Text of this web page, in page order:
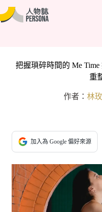
把握瑣碎時間的 Me
重
作者： 林
加入為 Google 偏好來源